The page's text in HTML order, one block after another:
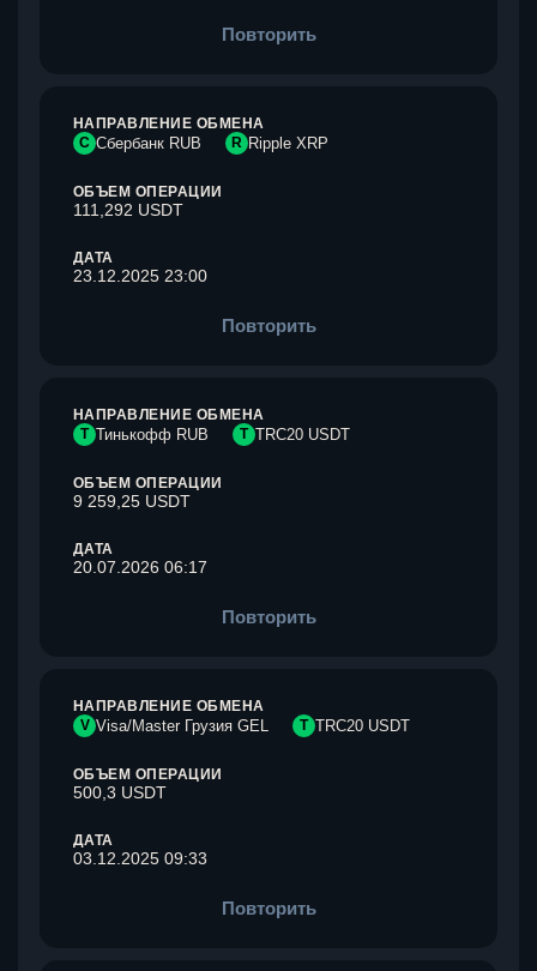
Повторить
НАПРАВЛЕНИЕ ОБМЕНА
С Сбербанк RUB R Ripple XRP
ОБЪЕМ ОПЕРАЦИИ
111,292 USDT
ДАТА
23.12.2025 23:00
Повторить
НАПРАВЛЕНИЕ ОБМЕНА
Т Тинькофф RUB T TRC20 USDT
ОБЪЕМ ОПЕРАЦИИ
9 259,25 USDT
ДАТА
20.07.2026 06:17
Повторить
НАПРАВЛЕНИЕ ОБМЕНА
V Visa/Master Грузия GEL T TRC20 USDT
ОБЪЕМ ОПЕРАЦИИ
500,3 USDT
ДАТА
03.12.2025 09:33
Повторить